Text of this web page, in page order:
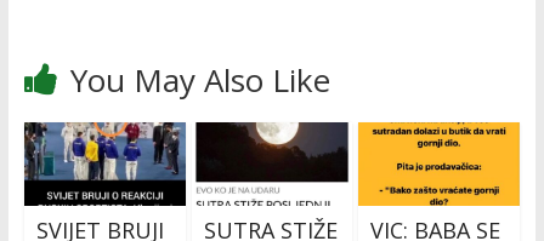
You May Also Like
SVIJET BRUJI
SUTRA STIŽE
VIC: BABA SE